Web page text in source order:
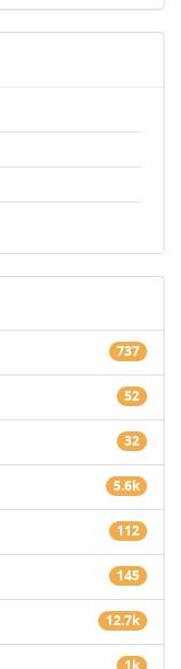
737
52
32
5.6k
112
145
12.7k
1k